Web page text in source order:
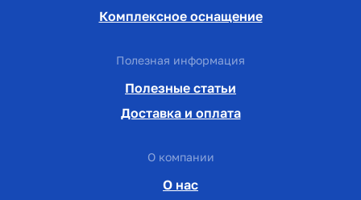
Комплексное оснащение
Полезная информация
Полезные статьи
Доставка и оплата
О компании
О нас